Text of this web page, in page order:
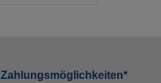
Zahlungsmöglichkeiten*